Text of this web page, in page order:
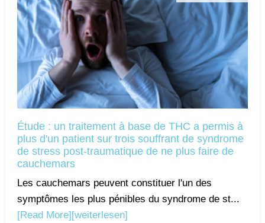
Étude : un traitement à base de THC a permis à
plus d'un patient sur trois souffrant de syndrome
de stress post-traumatique de ne plus faire de
cauchemars
Les cauchemars peuvent constituer l'un des
symptômes les plus pénibles du syndrome de st...
[Read More][weiterlesen]